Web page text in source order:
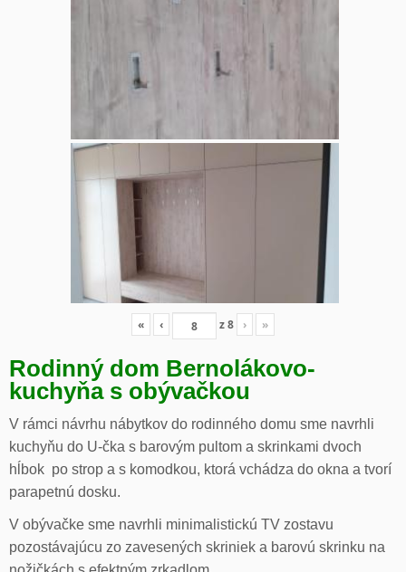
« ‹ z8 › »
Rodinný dom Bernolákovo-
kuchyňa s obývačkou
V rámci návrhu nábytkov do rodinného domu sme navrhli
kuchyňu do U-čka s barovým pultom a skrinkami dvoch
hĺbok po strop a s komodkou, ktorá vchádza do okna a tvorí
parapetnú dosku.
V obývačke sme navrhli minimalistickú TV zostavu
pozostávajúcu zo zavesených skriniek a barovú skrinku na